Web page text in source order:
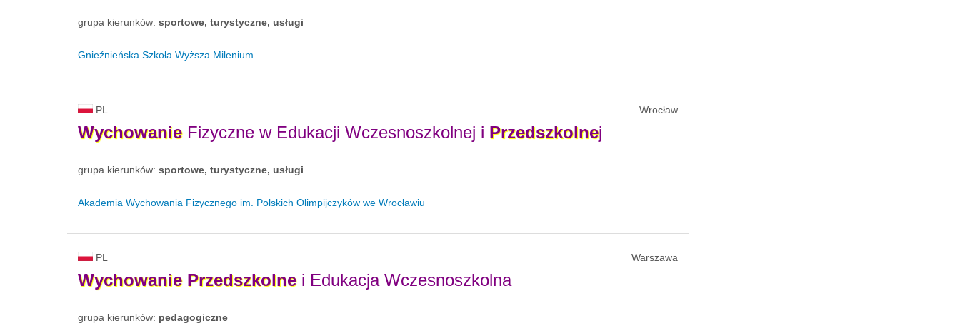
grupa kierunków: sportowe, turystyczne, usługi
Gnieźnieńska Szkoła Wyższa Milenium
PL Wrocław
WychowanieFizyczne w Edukacji Wczesnoszkolnej i Przedszkolnej
grupa kierunków: sportowe, turystyczne, usługi
Akademia Wychowania Fizycznego im. Polskich Olimpijczyków we Wrocławiu
PL Warszawa
Wychowanie Przedszkolnei Edukacja Wczesnoszkolna
grupa kierunków: pedagogiczne